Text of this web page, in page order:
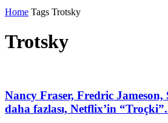
Home Tags Trotsky
Trotsky
Nancy Fraser, Fredric Jameson,
daha fazlası, Netflix’in